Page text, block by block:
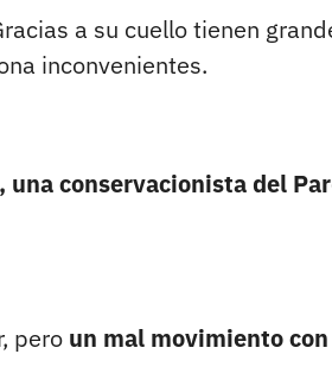
a su cuello tienen
inconvenientes.
una conservacionista del
pero un mal movimiento